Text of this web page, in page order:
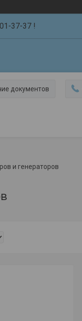
37-37 !
документов
и генераторов